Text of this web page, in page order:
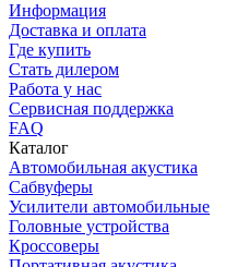
Информация
Доставка и оплата
Где купить
Стать дилером
Работа у нас
Сервисная поддержка
FAQ
Каталог
Автомобильная акустика
Сабвуферы
Усилители автомобильные
Головные устройства
Кроссоверы